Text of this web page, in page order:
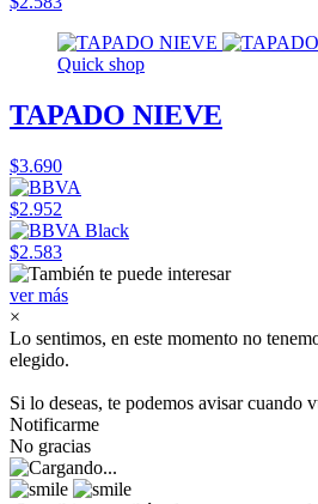
Quick shop
TAPADO NIEVE
$3.690
$2.952
$2.583
ver más
×
Lo sentimos, en este momento no
elegido.
Si lo deseas, te podemos avisar cuando
Notificarme
No gracias